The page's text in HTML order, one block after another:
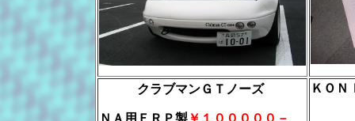
クラブマンＧＴノーズ
ＮＡ用ＦＲＰ製￥１０００００－
ＫＯＮ